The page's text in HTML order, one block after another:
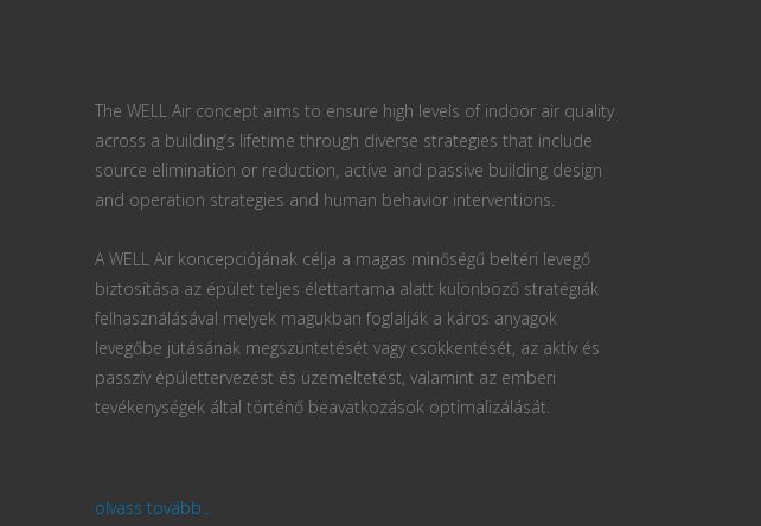
The WELL Air concept aims to ensure high levels of indoor air quality
across a building’s lifetime through diverse strategies that include
source elimination or reduction, active and passive building design
and operation strategies and human behavior interventions.
A WELL Air koncepciójának célja a magas minőségű beltéri levegő
biztosítása az épület teljes élettartama alatt különböző stratégiák
felhasználásával melyek magukban foglalják a káros anyagok
levegőbe jutásának megszüntetését vagy csökkentését, az aktív és
passzív épülettervezést és üzemeltetést, valamint az emberi
tevékenységek által történő beavatkozások optimalizálását.
olvass tovább...